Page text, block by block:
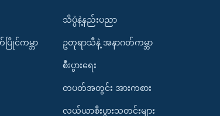
ြိုင်ကမ္ဘာ
သိပ္ပံနဲ့နည်းပညာ
ဥတုရာသီနဲ့ အနာဂတ်ကမ္ဘာ
စီးပွားရေး
တပတ်အတွင်း အားကစား
လယ်ယာစီးပွားသတင်းများ